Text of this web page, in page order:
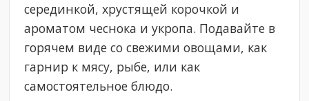
серединкой, хрустящей корочкой и
ароматом чеснока и укропа. Подавайте в
горячем виде со свежими овощами, как
гарнир к мясу, рыбе, или как
самостоятельное блюдо.